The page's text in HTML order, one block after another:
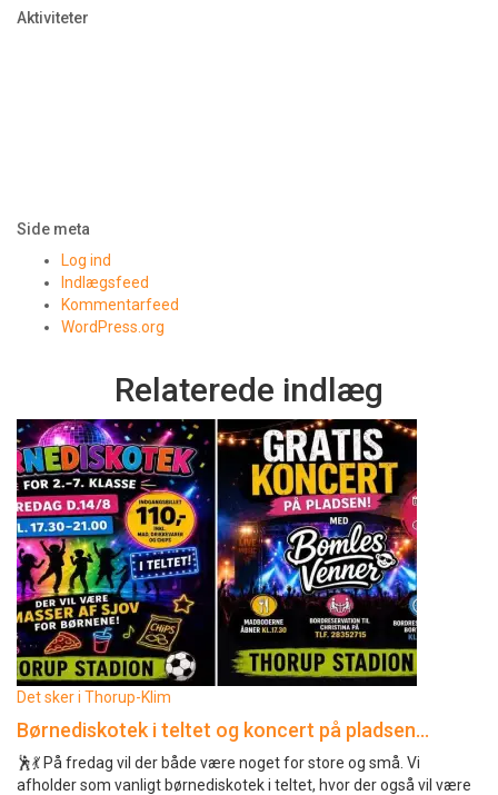
Aktiviteter
Side meta
Log ind
Indlægsfeed
Kommentarfeed
WordPress.org
Relaterede indlæg
Det sker i Thorup-Klim
Børnediskotek i teltet og koncert på pladsen…
🕺💃 På fredag vil der både være noget for store og små. Vi
afholder som vanligt børnediskotek i teltet, hvor der også vil være